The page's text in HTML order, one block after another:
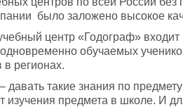
было заложено высокое
центр «Годограф»
обучаемых
регионах.
такие знания по
изучения предмета в школе. И